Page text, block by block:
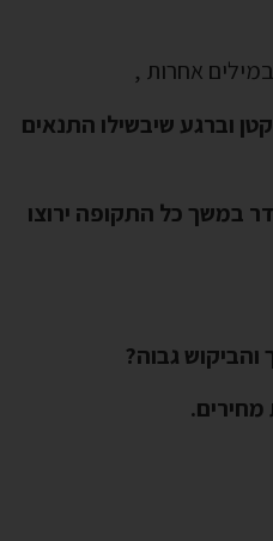
אחרות ,
וברגע שיבשילו התנאים
במשך כל התקופה ירוצו
גבוה?
מחירים.